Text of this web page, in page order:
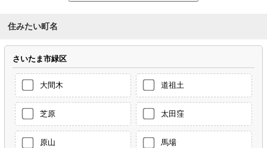
住みたい町名
さいたま市緑区
大間木 道祖土
芝原 太田窪
原山 馬場